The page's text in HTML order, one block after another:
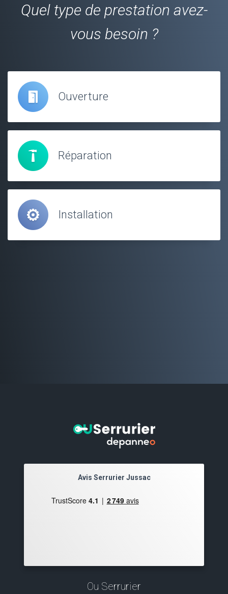
Quel type de prestation avez-
vous besoin ?
Ouverture
Réparation
Installation
Avis Serrurier Jussac
Ou Serrurier